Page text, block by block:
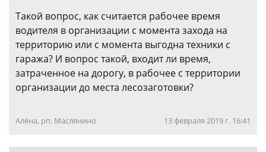
Такой вопрос, как считается рабочее время
водителя в организации с момента захода на
территорию или с момента выгодна техники с
гаража? И вопрос такой, входит ли время,
затраченное на дорогу, в рабочее с территории
организации до места лесозаготовки?
Алёна, рп. Маслянино 13 февраля 2019 г. 16:41